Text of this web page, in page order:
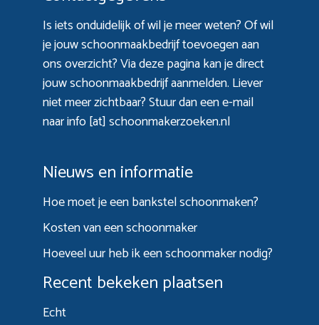
Is iets onduidelijk of wil je meer weten? Of wil
je jouw schoonmaakbedrijf toevoegen aan
ons overzicht? Viadeze paginakan je direct
jouw schoonmaakbedrijf aanmelden. Liever
niet meer zichtbaar? Stuur dan een e-mail
naar info [at] schoonmakerzoeken.nl
Nieuws en informatie
Hoe moet je een bankstel schoonmaken?
Kosten van een schoonmaker
Hoeveel uur heb ik een schoonmaker nodig?
Recent bekeken plaatsen
Echt